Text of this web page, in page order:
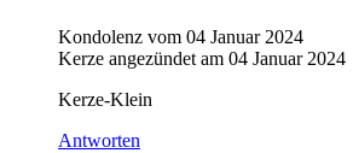
Kondolenz vom 04 Januar 2024
Kerze angezündet am 04 Januar 2024
Kerze-Klein
Antworten